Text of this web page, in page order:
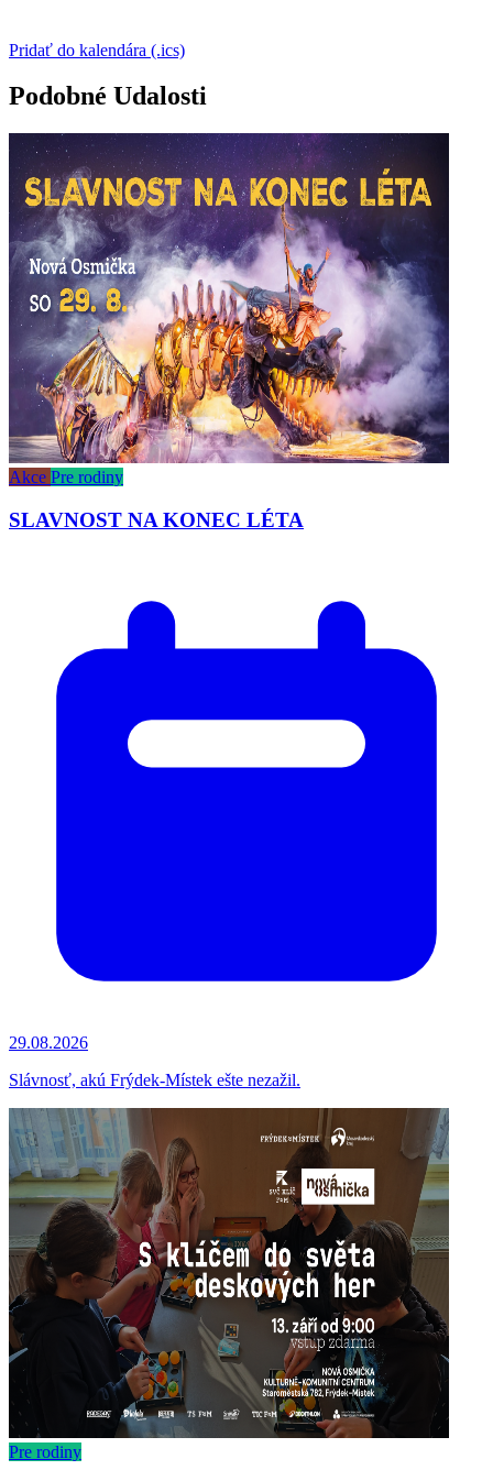
Pridať do kalendára (.ics)
Podobné Udalosti
Akce Pre rodiny
SLAVNOST NA KONEC LÉTA
29.08.2026
Slávnosť, akú Frýdek-Místek ešte nezažil.
Pre rodiny